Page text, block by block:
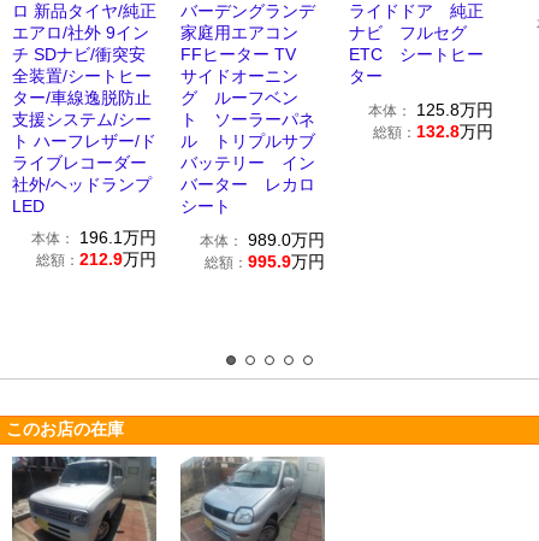
ロ 新品タイヤ/純正
エアロ/社外 9イン
チ SDナビ/衝突安
全装置/シートヒー
ター/車線逸脱防止
支援システム/シー
ト ハーフレザー/ド
ライブレコーダー
社外/ヘッドランプ
LED
本体： 196.1万円
総額： 212.9万円
バーデングランデ
家庭用エアコン
FFヒーター TV
サイドオーニン
グ ルーフベン
ト ソーラーパネ
ル トリプルサブ
バッテリー イン
バーター レカロ
シート
本体： 989.0万円
総額： 995.9万円
ライドドア 純正
ナビ フルセグ
ETC シートヒー
ター
本体： 125.8万円
総額： 132.8万円
このお店の在庫